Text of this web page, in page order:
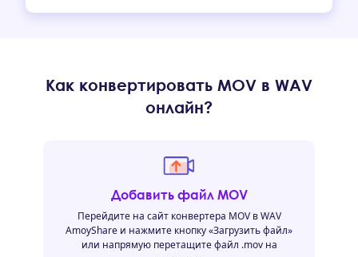
Как конвертировать MOV в WAV
онлайн?
Добавить файл MOV
Перейдите на сайт конвертера MOV в WAV
AmoyShare и нажмите кнопку «Загрузить файл»
или напрямую перетащите файл .mov на